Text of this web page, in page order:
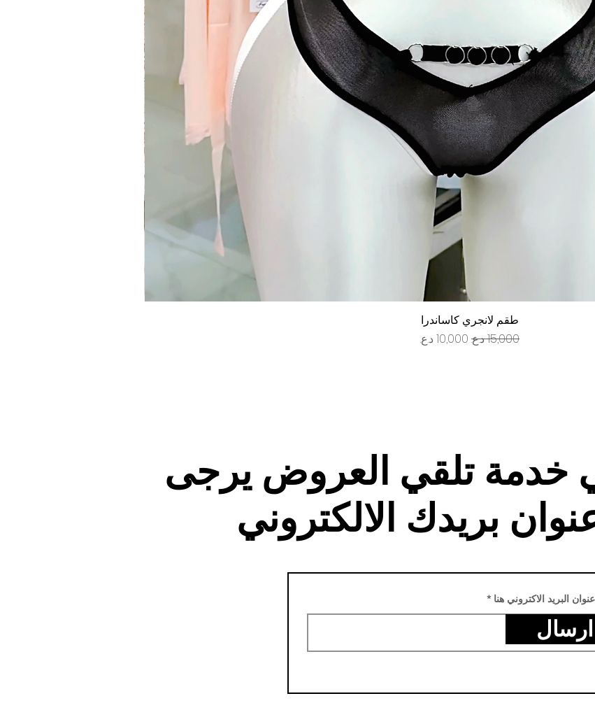
العرض السريع
طقم لانجري كاساندرا
سعر عادي سعر البيع
خدمة تلقي العروض يرجى
بريدك الالكتروني
البريد الاكتروني هنا
ارسال